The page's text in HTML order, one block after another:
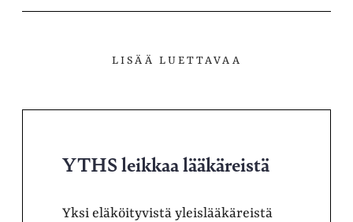
LISÄÄ LUETTAVAA
YTHS leikkaa lääkäreistä
Yksi eläköityvistä yleislääkäreistä